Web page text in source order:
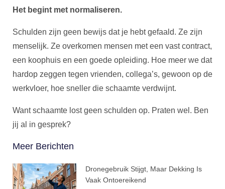
Het begint met normaliseren.
Schulden zijn geen bewijs dat je hebt gefaald. Ze zijn
menselijk. Ze overkomen mensen met een vast contract,
een koophuis en een goede opleiding. Hoe meer we dat
hardop zeggen tegen vrienden, collega’s, gewoon op de
werkvloer, hoe sneller die schaamte verdwijnt.
Want schaamte lost geen schulden op. Praten wel. Ben
jij al in gesprek?
Meer Berichten
Dronegebruik Stijgt, Maar Dekking Is
Vaak Ontoereikend